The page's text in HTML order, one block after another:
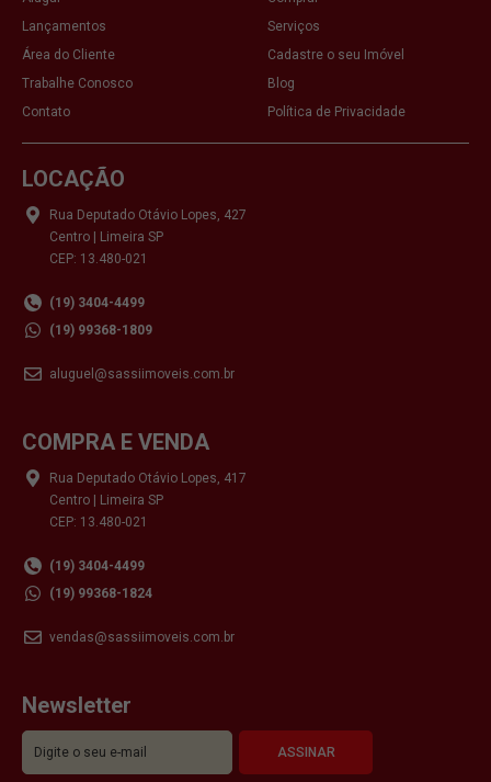
Lançamentos
Serviços
Área do Cliente
Cadastre o seu Imóvel
Trabalhe Conosco
Blog
Contato
Política de Privacidade
LOCAÇÃO
Rua Deputado Otávio Lopes, 427
Centro | Limeira SP
CEP: 13.480-021
(19) 3404-4499
(19) 99368-1809
aluguel@sassiimoveis.com.br
COMPRA E VENDA
Rua Deputado Otávio Lopes, 417
Centro | Limeira SP
CEP: 13.480-021
(19) 3404-4499
(19) 99368-1824
vendas@sassiimoveis.com.br
Newsletter